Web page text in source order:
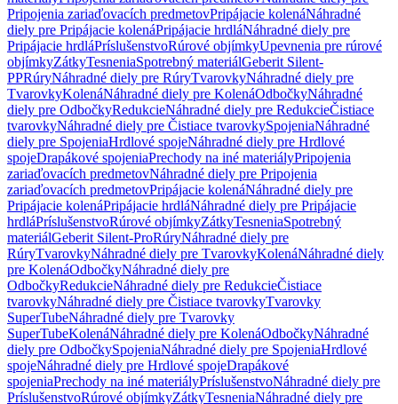
Pripojenia zariaďovacích predmetovPripájacie kolenáNáhradné
diely pre Pripájacie kolenáPripájacie hrdláNáhradné diely pre
Pripájacie hrdláPríslušenstvoRúrové objímkyUpevnenia pre rúrové
objímkyZátkyTesneniaSpotrebný materiálGeberit Silent-
PPRúryNáhradné diely pre RúryTvarovkyNáhradné diely pre
TvarovkyKolenáNáhradné diely pre KolenáOdbočkyNáhradné
diely pre OdbočkyRedukcieNáhradné diely pre RedukcieČistiace
tvarovkyNáhradné diely pre Čistiace tvarovkySpojeniaNáhradné
diely pre SpojeniaHrdlové spojeNáhradné diely pre Hrdlové
spojeDrapákové spojeniaPrechody na iné materiályPripojenia
zariaďovacích predmetovNáhradné diely pre Pripojenia
zariaďovacích predmetovPripájacie kolenáNáhradné diely pre
Pripájacie kolenáPripájacie hrdláNáhradné diely pre Pripájacie
hrdláPríslušenstvoRúrové objímkyZátkyTesneniaSpotrebný
materiálGeberit Silent-ProRúryNáhradné diely pre
RúryTvarovkyNáhradné diely pre TvarovkyKolenáNáhradné diely
pre KolenáOdbočkyNáhradné diely pre
OdbočkyRedukcieNáhradné diely pre RedukcieČistiace
tvarovkyNáhradné diely pre Čistiace tvarovkyTvarovky
SuperTubeNáhradné diely pre Tvarovky
SuperTubeKolenáNáhradné diely pre KolenáOdbočkyNáhradné
diely pre OdbočkySpojeniaNáhradné diely pre SpojeniaHrdlové
spojeNáhradné diely pre Hrdlové spojeDrapákové
spojeniaPrechody na iné materiályPríslušenstvoNáhradné diely pre
PríslušenstvoRúrové objímkyZátkyTesneniaNáhradné diely pre